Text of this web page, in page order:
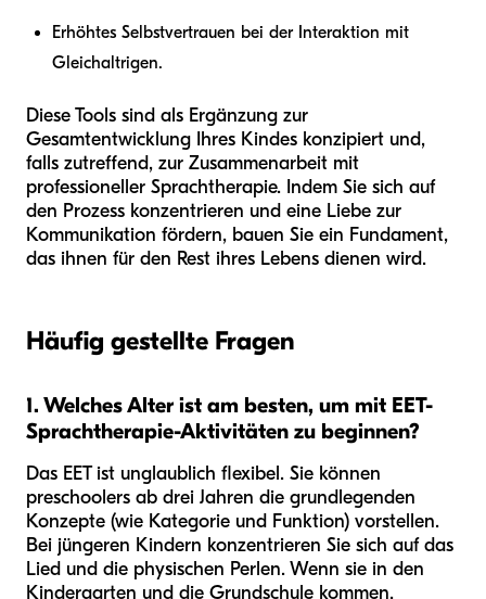
Erhöhtes Selbstvertrauen bei der Interaktion mit
Gleichaltrigen.
Diese Tools sind als Ergänzung zur
Gesamtentwicklung Ihres Kindes konzipiert und,
falls zutreffend, zur Zusammenarbeit mit
professioneller Sprachtherapie. Indem Sie sich auf
den Prozess konzentrieren und eine Liebe zur
Kommunikation fördern, bauen Sie ein Fundament,
das ihnen für den Rest ihres Lebens dienen wird.
Häufig gestellte Fragen
1. Welches Alter ist am besten, um mit EET-
Sprachtherapie-Aktivitäten zu beginnen?
Das EET ist unglaublich flexibel. Sie können
preschoolers ab drei Jahren die grundlegenden
Konzepte (wie Kategorie und Funktion) vorstellen.
Bei jüngeren Kindern konzentrieren Sie sich auf das
Lied und die physischen Perlen. Wenn sie in den
Kindergarten und die Grundschule kommen,